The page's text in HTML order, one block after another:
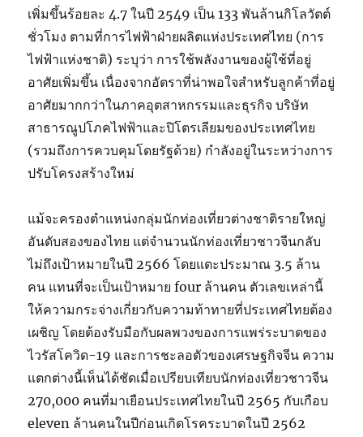
เพิ่มขึ้นร้อยละ 4.7 ในปี 2549 เป็น 133 พันล้านกิโลวัตต์
ชั่วโมง ตามที่การไฟฟ้าฝ่ายผลิตแห่งประเทศไทย (การ
ไฟฟ้าแห่งชาติ) ระบุว่า การใช้พลังงานของผู้ใช้ที่อยู่
อาศัยเพิ่มขึ้น เนื่องจากอัตราที่น่าพอใจสำหรับลูกค้าที่อยู่
อาศัยมากกว่าในภาคอุตสาหกรรมและธุรกิจ บริษัท
สาธารณูปโภคไฟฟ้าและปิโตรเลียมของประเทศไทย
(รวมถึงการควบคุมโดยรัฐด้วย) กำลังอยู่ในระหว่างการ
ปรับโครงสร้างใหม่
แม้จะครองตำแหน่งกลุ่มนักท่องเที่ยวต่างชาติรายใหญ่
อันดับสองของไทย แต่จำนวนนักท่องเที่ยวชาวจีนกลับ
ไม่ถึงเป้าหมายในปี 2566 โดยแตะประมาณ 3.5 ล้าน
คน แทนที่จะเป็นเป้าหมาย four ล้านคน ตัวเลขเหล่านี้
ให้ความกระจ่างเกี่ยวกับความท้าทายที่ประเทศไทยต้อง
เผชิญ โดยต้องรับมือกับผลพวงของการแพร่ระบาดของ
ไวรัสโควิด-19 และการชะลอตัวของเศรษฐกิจจีน ความ
แตกต่างนี้เห็นได้ชัดเมื่อเปรียบเทียบนักท่องเที่ยวชาวจีน
270,000 คนที่มาเยือนประเทศไทยในปี 2565 กับเกือบ
eleven ล้านคนในปีก่อนเกิดโรคระบาดในปี 2562